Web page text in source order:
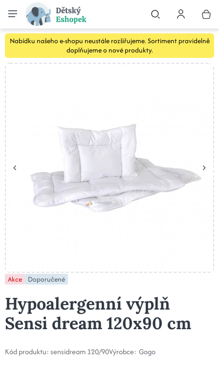
Nabídku našeho e-shopu neustále rozšiřujeme. Sortiment pravidelně
doplňujeme o nové produkty.
Akce Doporučené
Hypoalergenní výplň
Sensi dream 120x90 cm
Kód produktu: sensidream 120/90Výrobce: Gogo